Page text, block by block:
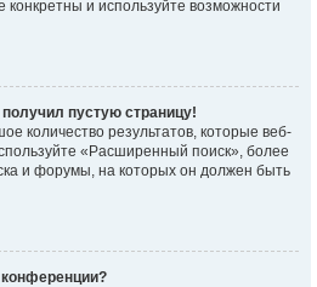
конкретны и используйте возможности
получил пустую страницу!
количество результатов, которые веб-
«Расширенный поиск», более
и форумы, на которых он должен быть
конференции?